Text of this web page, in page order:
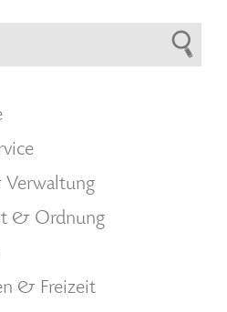
& Ordnung
& Freizeit